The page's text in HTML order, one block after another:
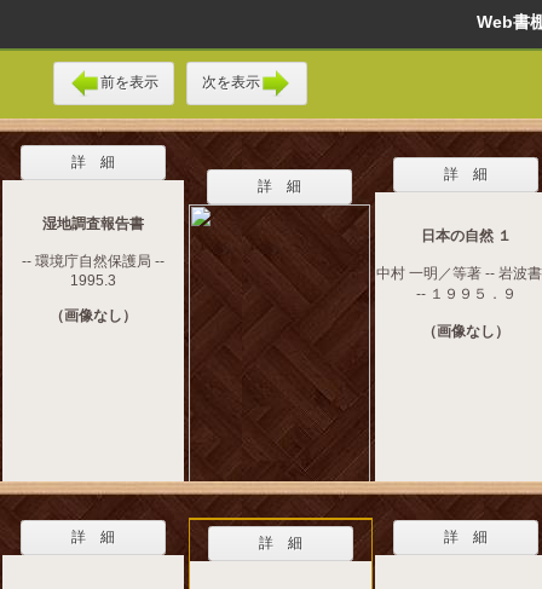
Web
前を表示 次を表示
詳 細
湿地調査報告書
-- 環境庁自然保護局 --
1995.3
（画像なし）
詳 細
詳 細
日本の自然 １
中村 一明／等著 -- 岩波
-- １９９５．９
（画像なし）
詳 細 詳 細 詳 細